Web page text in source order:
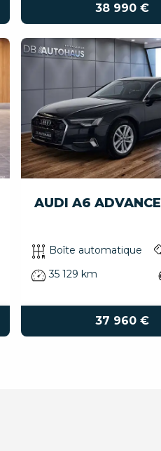
38 990 €
AUDI A6
Boîte automatique
35 129 km
37 960 €